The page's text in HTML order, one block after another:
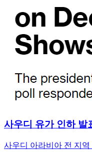
사우디 유가 인하 발
사우디 아라비아 전 지